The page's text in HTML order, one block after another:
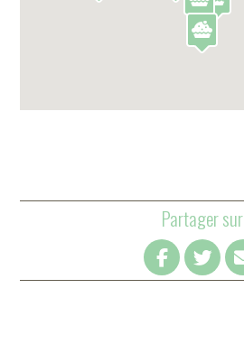
Partager sur